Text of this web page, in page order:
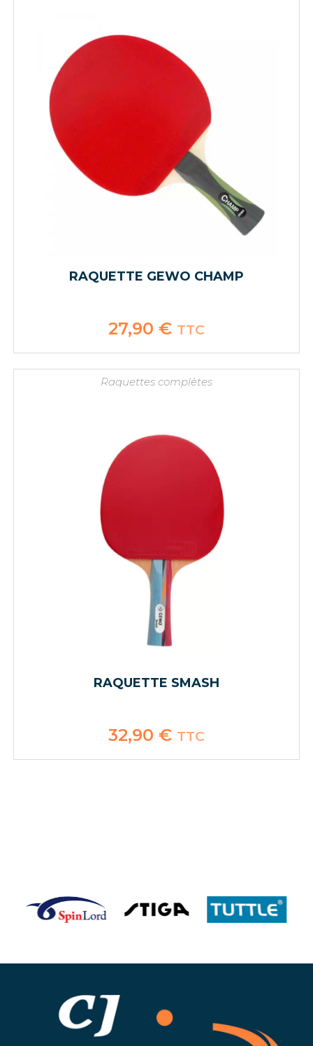
RAQUETTE GEWO CHAMP
27,90 € TTC
Raquettes complètes
RAQUETTE SMASH
32,90 € TTC